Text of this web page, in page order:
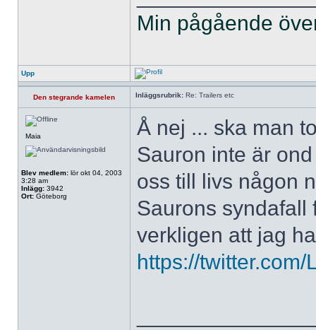
Min pågående
Upp
Den stegrande kamelen Inläggsrubrik: Re: Trailers etc
Maia
Blev medlem: lör okt 04, 2003
3:28 am
Inlägg: 3942
Ort: Göteborg
Å nej ... ska man
Sauron inte är
oss till livs någon
Saurons syndafall
verkligen att jag
https://